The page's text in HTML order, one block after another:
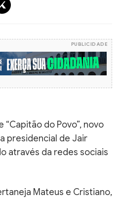
PUBLICIDADE
do Povo”, novo
presidencial de Jair
através da redes sociais
Mateus e Cristiano,